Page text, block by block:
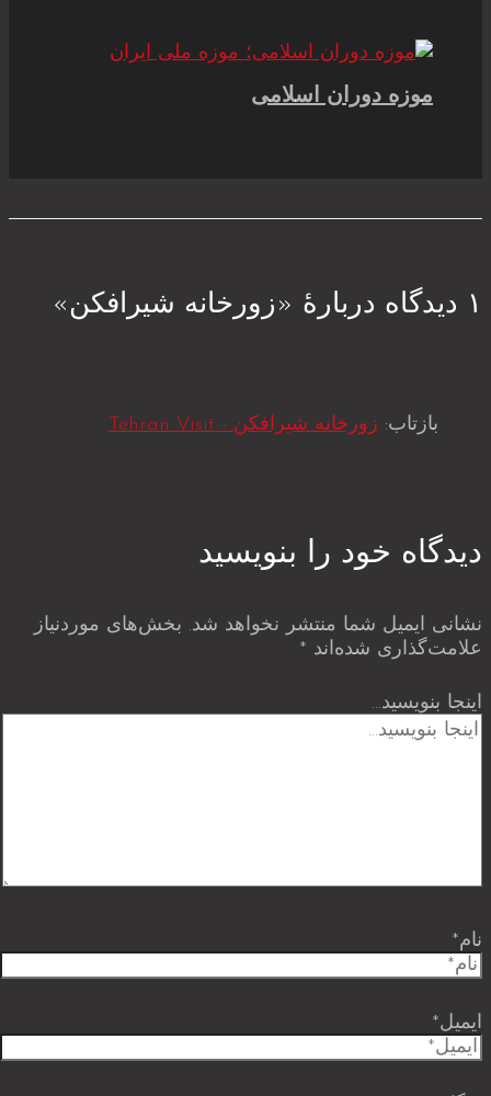
موزه دوران اسلامی
۱ دیدگاه دربارهٔ «زورخانه شیرافکن»
بازتاب: زورخانه شیرافکن - Tehran Visit
دیدگاه‌ خود را بنویسید
نشانی ایمیل شما منتشر نخواهد شد. بخش‌های موردنیاز
علامت‌گذاری شده‌اند *
اینجا بنویسید…
نام*
ایمیل*